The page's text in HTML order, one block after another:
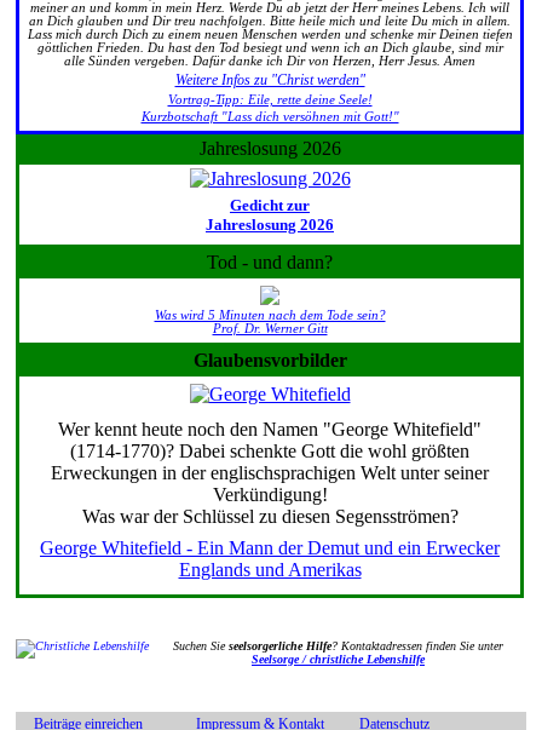
meiner an und komm in mein Herz. Werde Du ab jetzt der Herr meines Lebens. Ich will
an Dich glauben und Dir treu nachfolgen. Bitte heile mich und leite Du mich in allem.
Lass mich durch Dich zu einem neuen Menschen werden und schenke mir Deinen tiefen
göttlichen Frieden. Du hast den Tod besiegt und wenn ich an Dich glaube, sind mir
alle Sünden vergeben. Dafür danke ich Dir von Herzen, Herr Jesus. Amen
Weitere Infos zu "Christ werden"
Vortrag-Tipp: Eile, rette deine Seele!
Kurzbotschaft "Lass dich versöhnen mit Gott!"
Jahreslosung 2026
Gedicht zur
Jahreslosung 2026
Tod - und dann?
Was wird 5 Minuten nach dem Tode sein?
Prof. Dr. Werner Gitt
Glaubensvorbilder
Wer kennt heute noch den Namen "George Whitefield"
(1714-1770)? Dabei schenkte Gott die wohl größten
Erweckungen in der englischsprachigen Welt unter seiner
Verkündigung!
Was war der Schlüssel zu diesen Segensströmen?
George Whitefield - Ein Mann der Demut und ein Erwecker
Englands und Amerikas
Suchen Sieseelsorgerliche Hilfe? Kontaktadressen finden Sie unter
Seelsorge / christliche Lebenshilfe
Beiträge einreichen Impressum & Kontakt Datenschutz